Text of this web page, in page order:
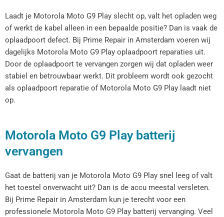
Laadt je Motorola Moto G9 Play slecht op, valt het opladen weg
of werkt de kabel alleen in een bepaalde positie? Dan is vaak de
oplaadpoort defect. Bij Prime Repair in Amsterdam voeren wij
dagelijks Motorola Moto G9 Play oplaadpoort reparaties uit.
Door de oplaadpoort te vervangen zorgen wij dat opladen weer
stabiel en betrouwbaar werkt. Dit probleem wordt ook gezocht
als oplaadpoort reparatie of Motorola Moto G9 Play laadt niet
op.
Motorola Moto G9 Play batterij
vervangen
Gaat de batterij van je Motorola Moto G9 Play snel leeg of valt
het toestel onverwacht uit? Dan is de accu meestal versleten.
Bij Prime Repair in Amsterdam kun je terecht voor een
professionele Motorola Moto G9 Play batterij vervanging. Veel